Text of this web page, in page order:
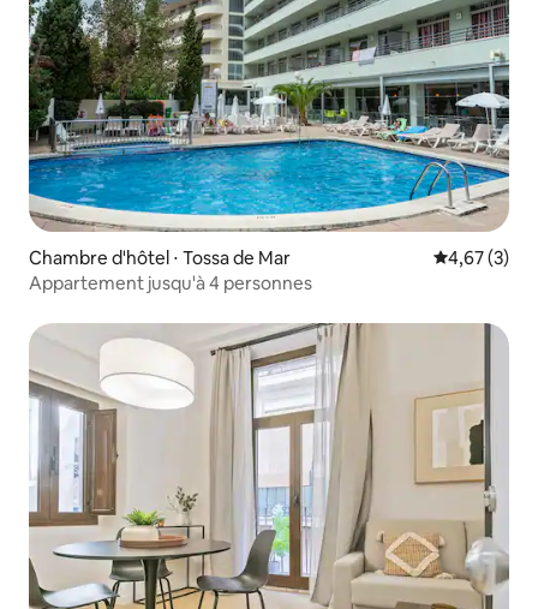
Chambre d'hôtel ⋅ Tossa de Mar Évaluation
4,67 (3)
Appartement jusqu'à 4 personnes